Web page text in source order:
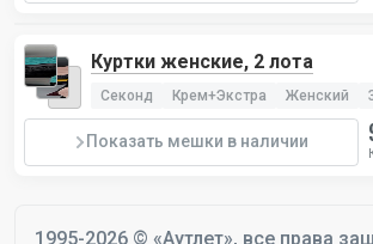
Куртки женские, 2 лота
Секонд Крем+Экстра Женский
Показать мешки в наличии
1995-2026 © «Аутлет», все права